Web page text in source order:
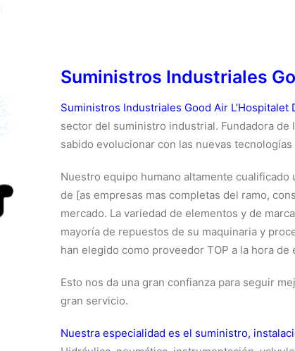
Suministros Industriales
Suministros Industriales Good Air L’Hospitalet
sector del suministro industrial. Fundadora de
sabido evolucionar con las nuevas
Nuestro equipo humano altamente
de [as empresas mas completas del ramo,
mercado. La variedad de elementos y de
mayoría de repuestos de su maquinaria y
han elegido como proveedor TOP a la hora
Esto nos da una gran confianza para seguir
gran servicio.
Nuestra especialidad es el suministro,